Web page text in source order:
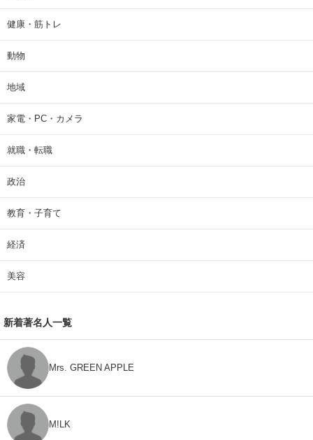
健康・筋トレ
動物
地域
家電・PC・カメラ
就職・転職
政治
教育・子育て
経済
美容
新着著名人一覧
Mrs. GREEN APPLE
M!LK